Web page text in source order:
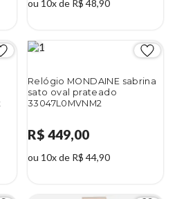
ou 10x de R$ 48,90
Relógio MONDAINE sabrina
sato oval prateado
33047L0MVNM2
R$ 449,00
ou 10x de R$ 44,90